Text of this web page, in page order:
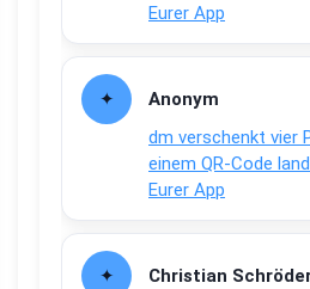
Eurer App
Anonym
dm verschenkt vier
einem QR-Code
Eurer App
Christian